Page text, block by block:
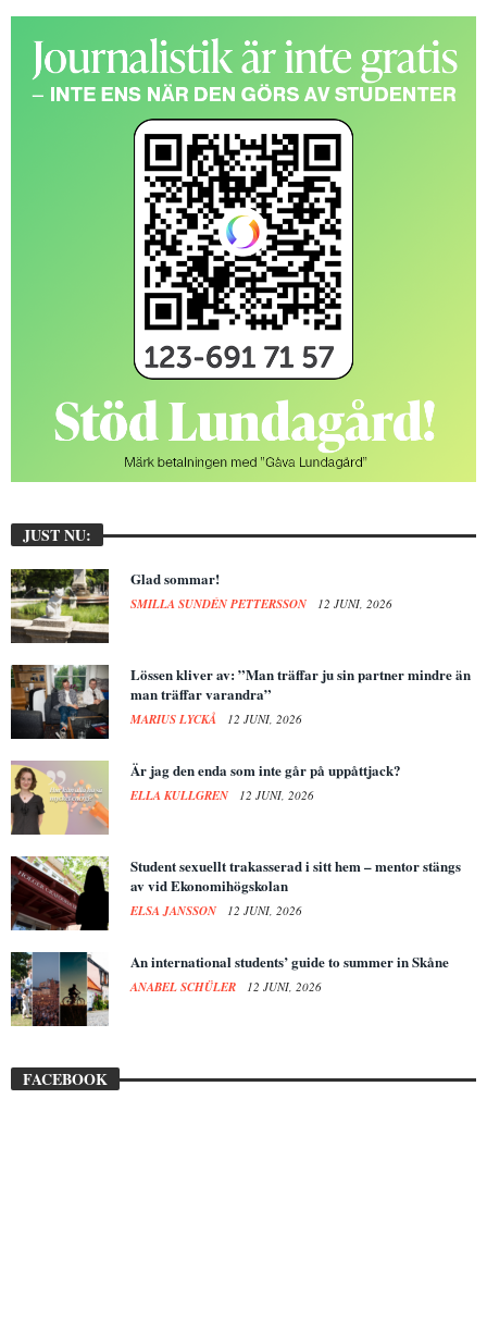
JUST NU:
Glad sommar!
SMILLA SUNDÉN PETTERSSON 12 JUNI, 2026
Lössen kliver av: ”Man träffar ju sin partner mindre än
man träffar varandra”
MARIUS LYCKÅ 12 JUNI, 2026
Är jag den enda som inte går på uppåttjack?
ELLA KULLGREN 12 JUNI, 2026
Student sexuellt trakasserad i sitt hem – mentor stängs
av vid Ekonomihögskolan
ELSA JANSSON 12 JUNI, 2026
An international students’ guide to summer in Skåne
ANABEL SCHÜLER 12 JUNI, 2026
FACEBOOK